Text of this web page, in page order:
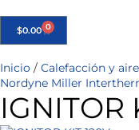
$0.00 0
Inicio / Calefacción y
Nordyne Miller
IGNITOR